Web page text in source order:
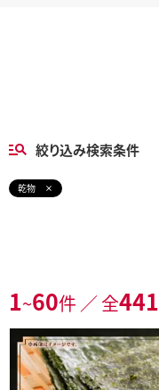
絞り込み検索条件
乾物
1~60件 ／ 全441